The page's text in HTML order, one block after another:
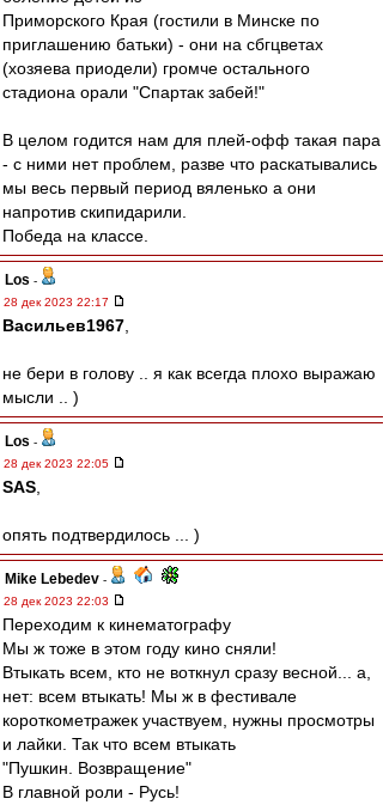
Приморского Края (гостили в Минске по
приглашению батьки) - они на сбгцветах
(хозяева приодели) громче остального
стадиона орали "Спартак забей!"
В целом годится нам для плей-офф такая пара
- с ними нет проблем, разве что раскатывались
мы весь первый период вяленько а они
напротив скипидарили.
Победа на классе.
Los -
28 дек 2023 22:17
Васильев1967
не бери в голову .. я как всегда плохо выражаю
мысли .. )
Los -
28 дек 2023 22:05
SAS
опять подтвердилось ... )
Mike Lebedev -
28 дек 2023 22:03
Переходим к кинематографу
Мы ж тоже в этом году кино сняли!
Втыкать всем, кто не воткнул сразу весной... а,
нет: всем втыкать! Мы ж в фестивале
короткометражек участвуем, нужны просмотры
и лайки. Так что всем втыкать
"Пушкин. Возвращение"
В главной роли - Русь!